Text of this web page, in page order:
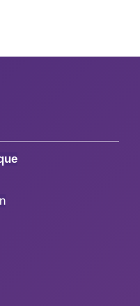
Über uns